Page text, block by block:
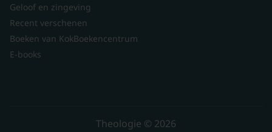
Geloof en zingeving
Recent verschenen
Boeken van KokBoekencentrum
E-books
Theologie © 2026